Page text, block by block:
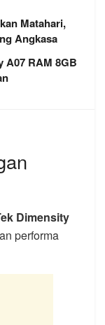
Matahari,
Angkasa
A07 RAM 8GB
Dimensity
performa